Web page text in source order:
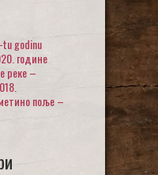
tu godinu
године
реке –
поље –